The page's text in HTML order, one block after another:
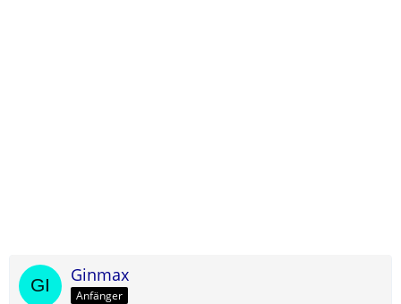
Ginmax
Anfänger